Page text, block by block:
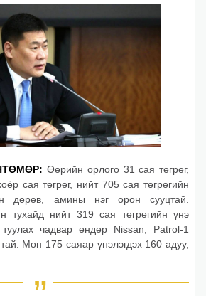
Өөрийн орлого 31 сая төгрөг,
сая төгрөг, нийт 705 сая төгрөгийн
дөрөв, амины нэг орон сууцтай.
тухайд нийт 319 сая төгрөгийн үнэ
чадвар өндөр Nissan, Patrol-1
Мөн 175 саяар үнэлэгдэх 160 адуу,